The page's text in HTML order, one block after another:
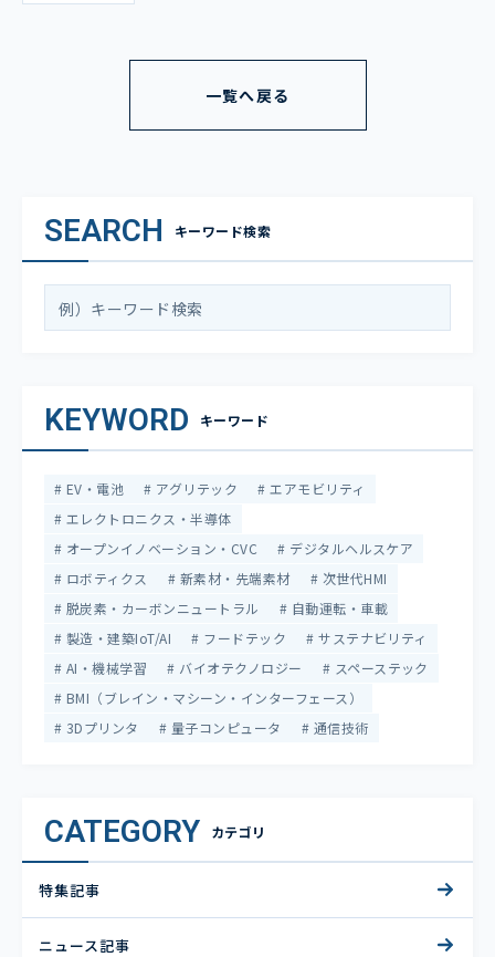
一覧へ戻る
SEARCH キーワード検索
KEYWORD キーワード
EV・電池 アグリテック
エアモビリティ
エレクトロニクス・半導体
オープンイノベーション・CVC
デジタルヘルスケア
ロボティクス
新素材・先端素材
次世代HMI
脱炭素・カーボンニュートラル
自動運転・車載
製造・建築IoT/AI
フードテック
サステナビリティ
AI・機械学習
バイオテクノロジー
スペーステック
BMI（ブレイン・マシーン・インターフェース）
3Dプリンタ
量子コンピュータ 通信技術
CATEGORY カテゴリ
特集記事
ニュース記事